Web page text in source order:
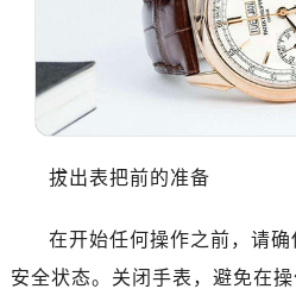
拔出表把前的准备
在开始任何操作之前，请
安全状态。关闭手表，避免在